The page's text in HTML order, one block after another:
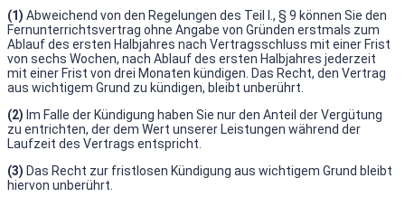
(1) Abweichend von den Regelungen des Teil I., § 9 können Sie den
Fernunterrichtsvertrag ohne Angabe von Gründen erstmals zum
Ablauf des ersten Halbjahres nach Vertragsschluss mit einer Frist
von sechs Wochen, nach Ablauf des ersten Halbjahres jederzeit
mit einer Frist von drei Monaten kündigen. Das Recht, den Vertrag
aus wichtigem Grund zu kündigen, bleibt unberührt.
(2) Im Falle der Kündigung haben Sie nur den Anteil der Vergütung
zu entrichten, der dem Wert unserer Leistungen während der
Laufzeit des Vertrags entspricht.
(3) Das Recht zur fristlosen Kündigung aus wichtigem Grund bleibt
hiervon unberührt.